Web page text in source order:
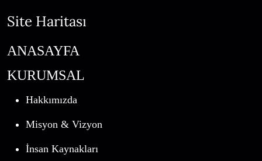
Site Haritası
ANASAYFA
KURUMSAL
Hakkımızda
Misyon & Vizyon
İnsan Kaynakları